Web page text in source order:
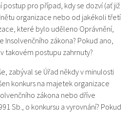
postup pro případ, kdy se dozví (ať již
organizace nebo od jakékoli třetí
které bylo uděleno Oprávnění,
Insolvenčního zákona? Pokud ano,
takovém postupu zahrnuty?
zabýval se Úřad někdy v minulosti
konkurs na majetek organizace
zákona nebo dříve
Sb., o konkursu a vyrovnání? Pokud